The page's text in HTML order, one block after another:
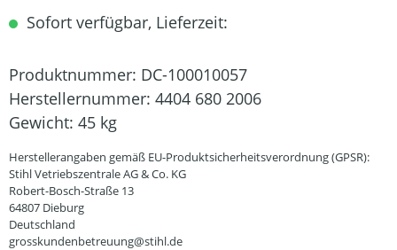
Sofort verfügbar, Lieferzeit:
Produktnummer: DC-100010057
Herstellernummer: 4404 680 2006
Gewicht: 45 kg
Herstellerangaben gemäß EU-Produktsicherheitsverordnung (GPSR):
Stihl Vetriebszentrale AG & Co. KG
Robert-Bosch-Straße 13
64807 Dieburg
Deutschland
grosskundenbetreuung@stihl.de